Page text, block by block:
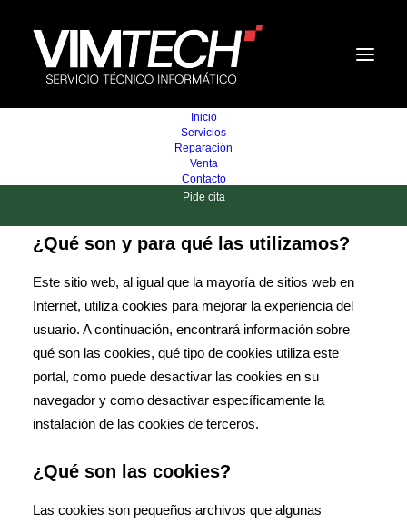
Inicio
Servicios
Reparación
Venta
Contacto
Pide cita
Política de cookies
¿Qué son y para qué las utilizamos?
Este sitio web, al igual que la mayoría de sitios web en
Internet, utiliza cookies para mejorar la experiencia del
usuario. A continuación, encontrará información sobre
qué son las cookies, qué tipo de cookies utiliza este
portal, como puede desactivar las cookies en su
navegador y como desactivar específicamente la
instalación de las cookies de terceros.
¿Qué son las cookies?
Las cookies son pequeños archivos que algunas